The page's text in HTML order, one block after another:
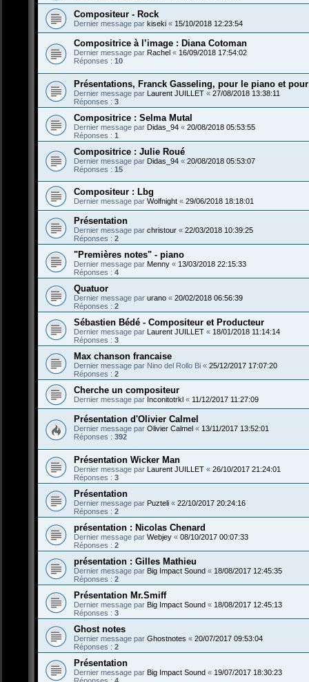
Compositeur - Rock
Dernier message par kiseki « 15/10/2018 12:23:54
Compositrice à l’image : Diana Cotoman
Dernier message par Rachel « 16/09/2018 17:54:02
Réponses : 10
Présentations, Franck Gasseling, pour le piano et
Dernier message par Laurent JUILLET « 27/08/2018 13:38:11
Réponses : 3
Compositrice : Selma Mutal
Dernier message par Didas_94 « 20/08/2018 05:53:55
Réponses : 1
Compositrice : Julie Roué
Dernier message par Didas_94 « 20/08/2018 05:53:07
Réponses : 15
Compositeur : Lbg
Dernier message par Wolfnight « 29/06/2018 18:18:01
Présentation
Dernier message par christour « 22/03/2018 10:39:25
Réponses : 2
"Premières notes" - piano
Dernier message par Menny « 13/03/2018 22:15:33
Réponses : 4
Quatuor
Dernier message par urano « 20/02/2018 06:56:39
Réponses : 2
Sébastien Bédé - Compositeur et Producteur
Dernier message par Laurent JUILLET « 18/01/2018 11:14:14
Réponses : 3
Max chanson francaise
Dernier message par Nino del Rollo Bi « 25/12/2017 17:07:20
Réponses : 2
Cherche un compositeur
Dernier message par Inconitotrkl « 11/12/2017 11:27:09
Présentation d'Olivier Calmel
Dernier message par Olivier Calmel « 13/11/2017 13:52:01
Réponses : 392
Présentation Wicker Man
Dernier message par Laurent JUILLET « 26/10/2017 21:24:01
Réponses : 3
Présentation
Dernier message par Puzteli « 22/10/2017 20:24:16
Réponses : 2
présentation : Nicolas Chenard
Dernier message par Webjey « 08/10/2017 00:07:33
Réponses : 2
présentation : Gilles Mathieu
Dernier message par Big Impact Sound « 18/08/2017 12:45:35
Réponses : 2
Présentation Mr.Smiff
Dernier message par Big Impact Sound « 18/08/2017 12:45:13
Réponses : 3
Ghost notes
Dernier message par Ghostnotes « 20/07/2017 09:53:04
Réponses : 2
Présentation
Dernier message par Big Impact Sound « 19/07/2017 18:30:23